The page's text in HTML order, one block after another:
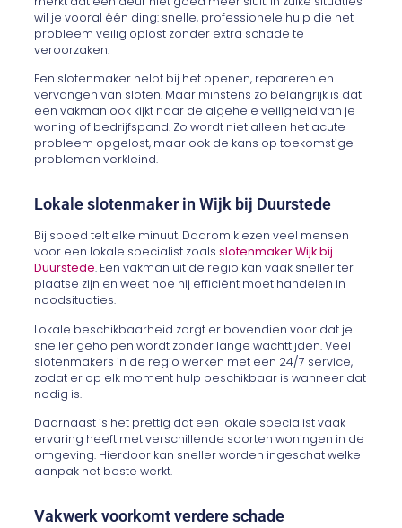
wil je vooral één ding: snelle, professionele hulp die het
probleem veilig oplost zonder extra schade te
veroorzaken.
Een slotenmaker helpt bij het openen, repareren en
vervangen van sloten. Maar minstens zo belangrijk is dat
een vakman ook kijkt naar de algehele veiligheid van je
woning of bedrijfspand. Zo wordt niet alleen het acute
probleem opgelost, maar ook de kans op toekomstige
problemen verkleind.
Lokale slotenmaker in Wijk bij Duurstede
Bij spoed telt elke minuut. Daarom kiezen veel mensen
voor een lokale specialist zoalsslotenmaker Wijk bij
Duurstede. Een vakman uit de regio kan vaak sneller ter
plaatse zijn en weet hoe hij efficiënt moet handelen in
noodsituaties.
Lokale beschikbaarheid zorgt er bovendien voor dat je
sneller geholpen wordt zonder lange wachttijden. Veel
slotenmakers in de regio werken met een 24/7 service,
zodat er op elk moment hulp beschikbaar is wanneer dat
nodig is.
Daarnaast is het prettig dat een lokale specialist vaak
ervaring heeft met verschillende soorten woningen in de
omgeving. Hierdoor kan sneller worden ingeschat welke
aanpak het beste werkt.
Vakwerk voorkomt verdere schade